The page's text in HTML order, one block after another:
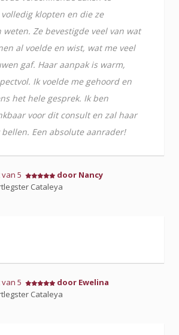
klopten en die ze
weten. Ze bevestigde veel van wat
al voelde en wist, wat me veel
gaf. Haar aanpak is warm,
Ik voelde me gehoord en
het hele gesprek. Ik ben
voor dit consult en zal haar
Een absolute aanrader!
5
door Nancy
Cataleya
5
door Ewelina
Cataleya